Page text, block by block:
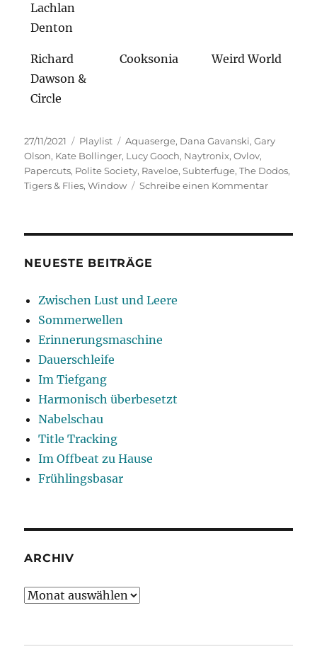
Lachlan
Denton
Richard
Dawson &
Circle
Cooksonia Weird World
Veröffentlicht
am
27/11/2021 Kategorien
Playlist Schlagwörter
Aquaserge, Dana Gavanski,Gary
Olson, Kate Bollinger, Lucy Gooch, Naytronix,Ovlov,
Papercuts, Polite Society, Raveloe,Subterfuge,The Dodos,
Tigers & Flies,Window Schreibe einen Kommentarzu
NEUESTE BEITRÄGE
Zwischen Lust und Leere
Sommerwellen
Erinnerungsmaschine
Dauerschleife
Im Tiefgang
Harmonisch überbesetzt
Nabelschau
Title Tracking
Im Offbeat zu Hause
Frühlingsbasar
ARCHIV
Archiv